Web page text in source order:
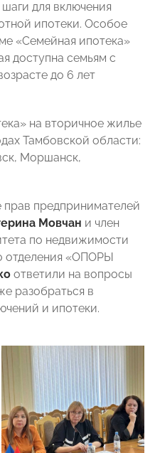
для включения
ипотеки. Особое
«Семейная ипотека»
доступна семьям с
до 6 лет
на вторичное жилье
Тамбовской области:
Моршанск,
предпринимателей
Мовчан и член
по недвижимости
отделения «ОПОРЫ
ответили на вопросы
разобраться в
и ипотеки.